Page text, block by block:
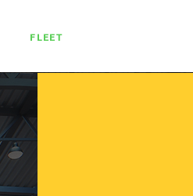
FLEET